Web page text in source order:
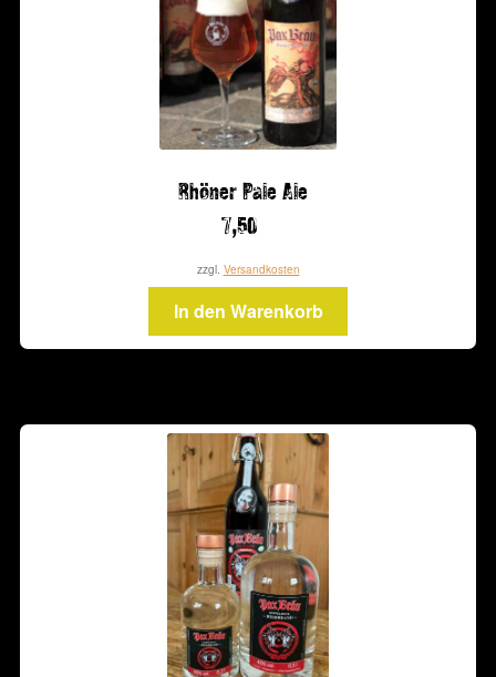
Rhöner Pale Ale
7,50
zzgl. Versandkosten
In den Warenkorb